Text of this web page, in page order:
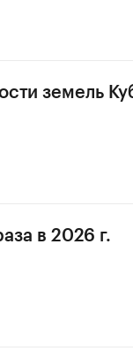
земель
в 2026 г.